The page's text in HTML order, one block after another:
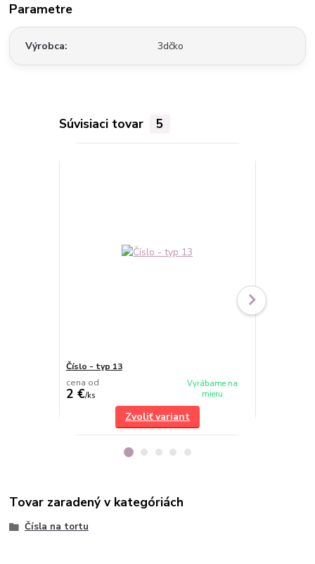
Parametre
Výrobca 3dčko
Súvisiaci tovar 5
Číslo - typ 13
cena od
2 €/ks
Vyrábame na
mieru
Zvoliť variant
Tovar zaradený v kategóriách
Čísla na tortu